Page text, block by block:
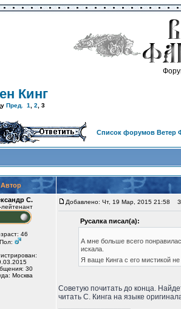
Кинг
Пред. 1 2 3
Список форумов Ветер
Автор
С.
лейтенант
46
Пол:
30
Москва
Добавлено: Чт, 19 Мар, 2015 21:58
Русалка писал(а):
А мне больше всего
искала.
Я ваще Кинга с его мистикой
Советую почитать до конца.
читать С. Кинга на языке